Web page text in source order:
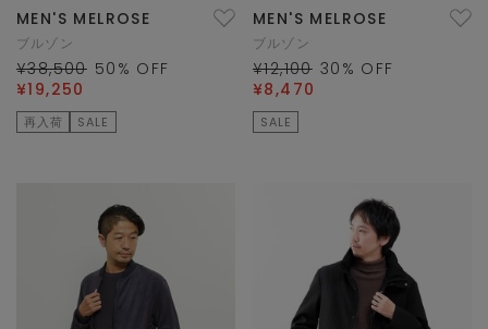
MEN'S MELROSE
ブルゾン
¥38,500 50 % OFF
¥19,250
再入荷 SALE
MEN'S MELROSE
ブルゾン
¥12,100 30 % OFF
¥8,470
SALE